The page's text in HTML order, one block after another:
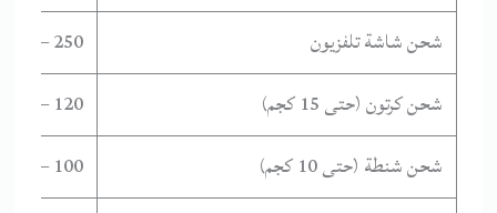
شحن شاشة تلفزيون
250 – 450
شحن كرتون (حتى 15 كجم)
120 – 300
شحن شنطة (حتى 10 كجم)
100 – 200